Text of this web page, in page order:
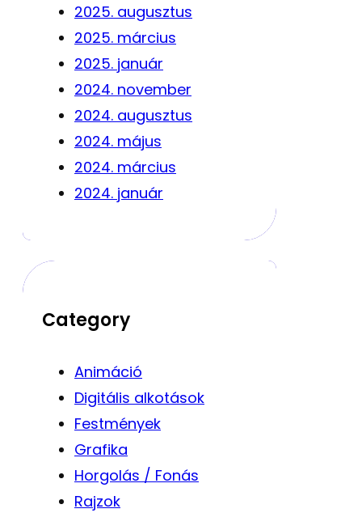
2025. augusztus
2025. március
2025. január
2024. november
2024. augusztus
2024. május
2024. március
2024. január
Category
Animáció
Digitális alkotások
Festmények
Grafika
Horgolás / Fonás
Rajzok